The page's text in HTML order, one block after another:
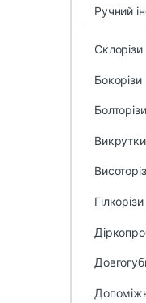
Ручний
Cклорізи
Бокорізи
Болторізи
Викрутки
Гілкорізи